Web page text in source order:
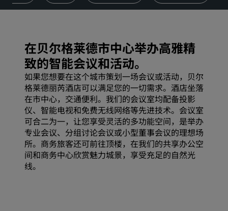
在贝尔格莱德市中心举办高雅精
致的智能会议和活动。
如果您想要在这个城市策划一场会议或活动，贝尔
格莱德丽芮酒店可以满足您的一切需求。酒店坐落
在市中心，交通便利。我们的会议室均配备投影
仪、智能电视和免费无线网络等先进技术。会议室
可合二为一，让您享受灵活的多功能空间，是举办
专业会议、分组讨论会议或小型董事会议的理想场
所。商务旅客还可前往顶楼，在我们的共享办公空
间和商务中心欣赏魅力城景，享受充足的自然光
线。